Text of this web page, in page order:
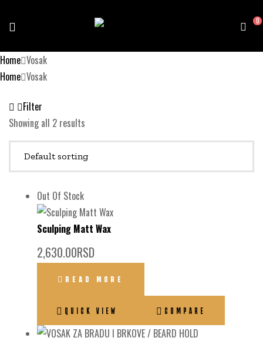
0
Home Vosak
Home Vosak
Filter
Showing all 2 results
Out Of Stock
Sculping Matt Wax
2,630.00RSD
READ MORE
QUICK VIEW COMPARE